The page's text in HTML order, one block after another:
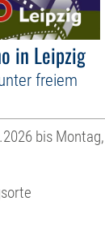
in Leipzig
freiem
bis Montag,